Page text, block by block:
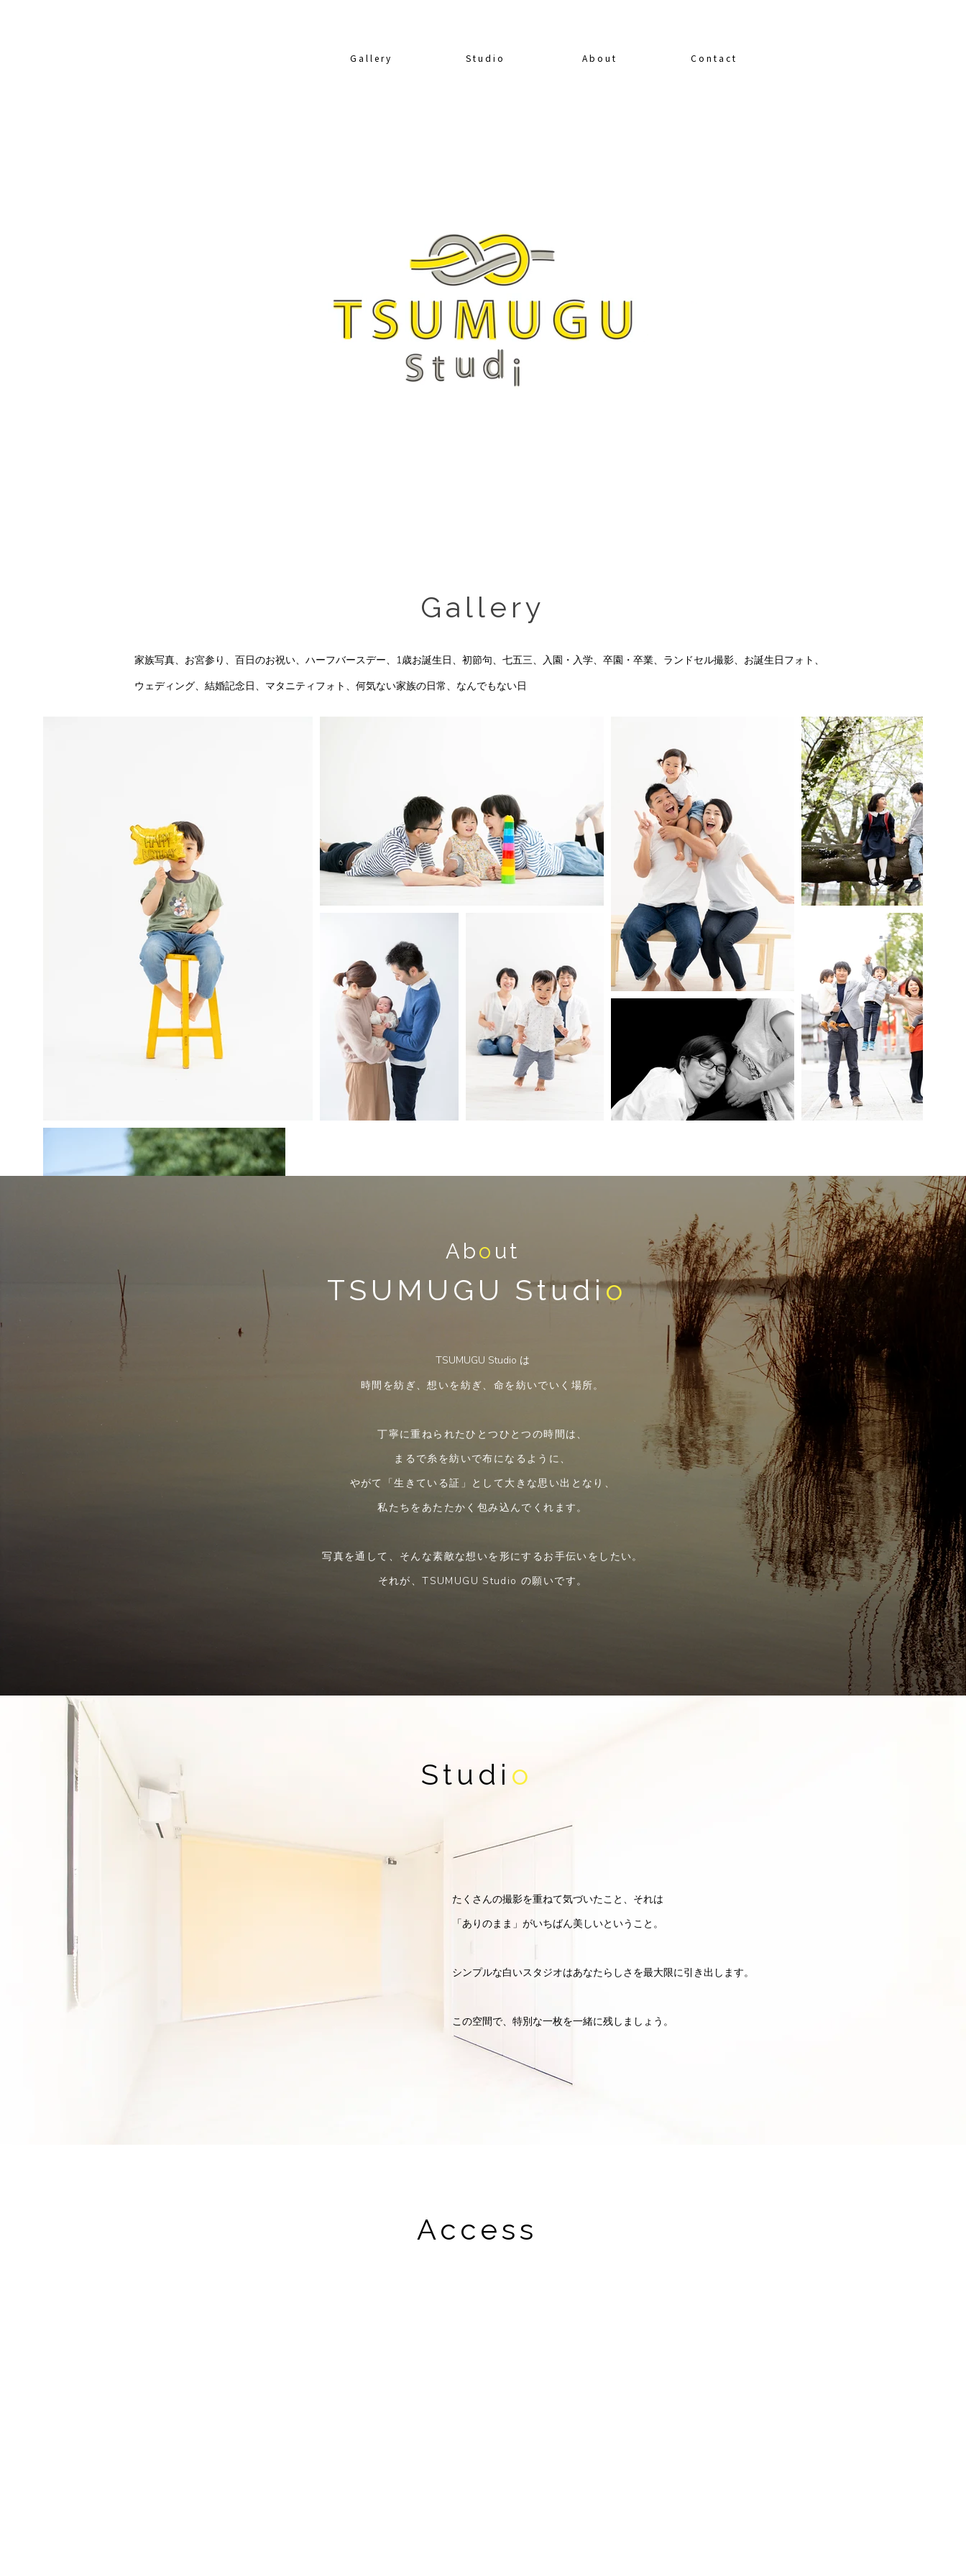
Gallery Studio About Contact
Gallery
家族写真、お宮参り、百日のお祝い、ハーフバースデー、1歳お誕生日、初節句、七五三、入園・入学、卒園・卒業、ランドセル撮影、お誕生日フォト、
ウェディング、結婚記念日、マタニティフォト、 何気ない家族の日常、なんでもない日
Abo ut
TSUMUGU Studio
TSUMUGU Studio は
時間を紡ぎ、想いを紡ぎ、命を紡いでいく場所。
丁寧に重ねられたひとつひとつの時間は、
まるで糸を紡いで布になるように、
やがて「生きている証」として大きな思い出となり、
私たちをあたたかく包み込んでくれます。
写真を通して、そんな素敵な想いを形にするお手伝いをしたい。
それが、TSUMUGU Studio の願いです。
Studi o
たくさんの撮影を重ねて気づいたこと、それは
「ありのまま」がいちばん美しいということ。
シンプルな白いスタジオはあなたらしさを最大限に引き出します。
この空間で、特別な一枚を一緒に残しましょう。
Access